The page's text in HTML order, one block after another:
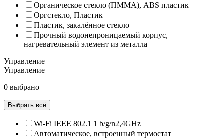
Органическое стекло (ПММА), ABS пластик
Оргстекло, Пластик
Пластик, закалённое стекло
Прочный водонепроницаемый корпус,
нагревательный элемент из металла
Управление
Управление
0 выбрано
Выбрать всё
Wi-Fi IEEE 802.1 1 b/g/n2,4GHz
Автоматическое, встроенный термостат